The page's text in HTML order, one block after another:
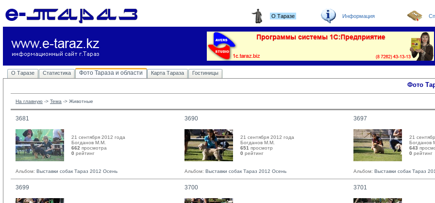
О Таразе Информация
О Таразе Статистика Фото Тараза и области Карта Тараза Гостиницы
Фото
На главную -> Тема -> Животные
3681
21 сентября 2012 года
Богданов М.М.
662 просмотра
0 рейтинг
Альбом: Выставки собак Тараз 2012 Осень
3690
21 сентября 2012 года
Богданов М.М.
651 просмотр
0 рейтинг
Альбом: Выставки собак Тараз 2012 Осень
3697
21
Богданов
643
0 рейтинг
Альбом: Выставки собак Тараз
3699 3700 3701